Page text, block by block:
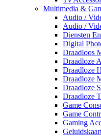
Multimedia &
Audio /
Audio /
Diensten
Digital
Draadloos
Draadloze
Draadloze
Draadloze
Draadloze
Draadloze
Game
Game
Gaming